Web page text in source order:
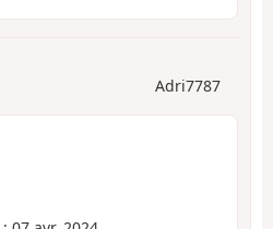
Adri7787